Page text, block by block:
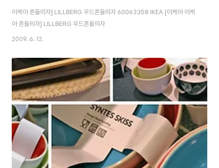
이케아 흔들의자] LILLBERG 우드흔들의자 60063358 IKEA [이케아 이케
아 흔들의자] LILLBERG 우드흔들의자
2009. 6. 12.